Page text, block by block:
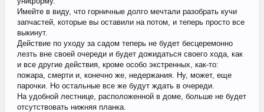
Имейте в виду, что горничные долго мечтали разобрать кучи
запчастей, которые вы оставили на потом, и теперь просто все
выкинут.
Действие по уходу за садом теперь не будет бесцеремонно
лезть вне своей очереди и будет дожидаться своего хода, как
и все другие действия, кроме особо экстренных, как-то:
пожара, смерти и, конечно же, недержания. Ну, может, еще
парочки. Но остальные все же будут ждать в очереди.
На удобной лестнице, расположенной в доме, больше не будет
отсутствовать нижняя планка.